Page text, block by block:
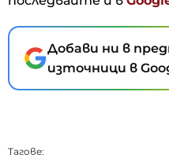
Добави ни в
източници в
Тагове: